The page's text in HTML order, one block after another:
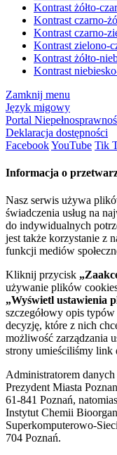
Kontrast żółto-
Kontrast czarno-
Kontrast czarno-
Kontrast zielono-
Kontrast żółto-
Kontrast
Zamknij menu
Język migowy
Portal
Deklaracja dostępności
FacebookYouTube Tik
Informacja o
Nasz serwis używa
świadczenia usług na
do indywidualnych
jest także korzystanie z
funkcji mediów
Kliknij przycisk
używanie plików
„Wyświetl ustawienia
szczegółowy opis
decyzję, które z nich
możliwość zarządzania
strony umieściliśmy link
Administratorem
Prezydent Miasta
61-841 Poznań,
Instytut Chemii
Superkomputerowo-
704 Poznań.